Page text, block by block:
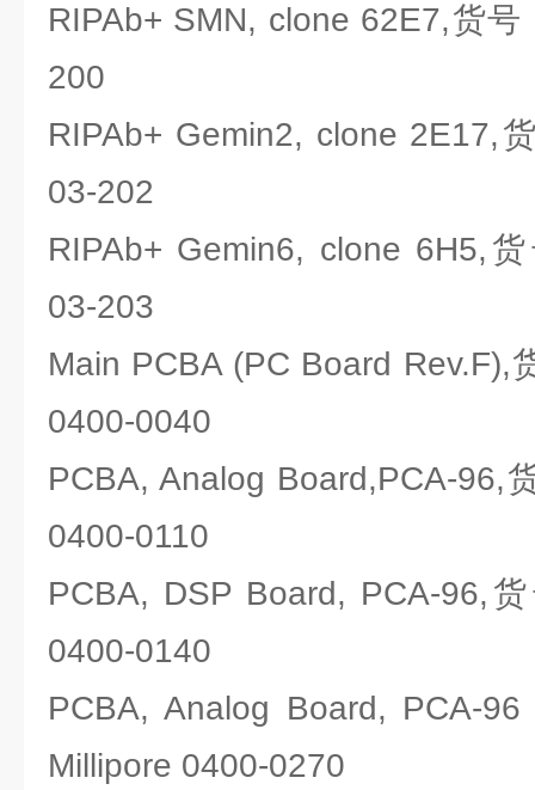
RIPAb+ SMN, clone 62E7,货
200
RIPAb+ Gemin2, clone 2E17,
03-202
RIPAb+ Gemin6, clone 6H5,
03-203
Main PCBA (PC Board Rev.F),
0400-0040
PCBA, Analog Board,PCA-96,
0400-0110
PCBA, DSP Board, PCA-96,
0400-0140
PCBA, Analog Board, PCA-
Millipore 0400-0270